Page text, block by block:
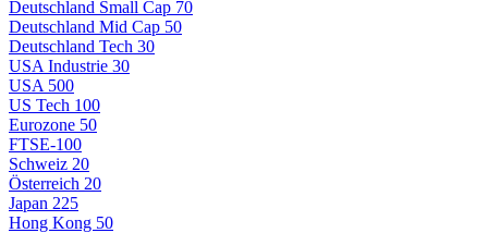
Deutschland Small Cap 70
Deutschland Mid Cap 50
Deutschland Tech 30
USA Industrie 30
USA 500
US Tech 100
Eurozone 50
FTSE-100
Schweiz 20
Österreich 20
Japan 225
Hong Kong 50